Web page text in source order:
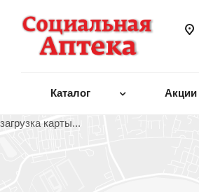
Каталог Акции
загрузка карты...